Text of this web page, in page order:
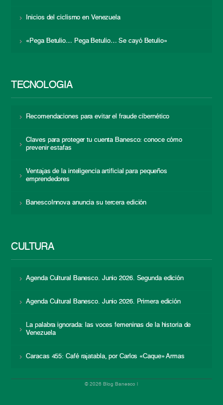
Inicios del ciclismo en Venezuela
«Pega Betulio… Pega Betulio… Se cayó Betulio»
TECNOLOGÍA
Recomendaciones para evitar el fraude cibernético
Claves para proteger tu cuenta Banesco: conoce cómo
prevenir estafas
Ventajas de la inteligencia artificial para pequeños
emprendedores
BanescoInnova anuncia su tercera edición
CULTURA
Agenda Cultural Banesco. Junio 2026. Segunda edición
Agenda Cultural Banesco. Junio 2026. Primera edición
La palabra ignorada: las voces femeninas de la historia de
Venezuela
Caracas 455: Café rajatabla, por Carlos «Caque» Armas
© 2026 Blog Banesco |